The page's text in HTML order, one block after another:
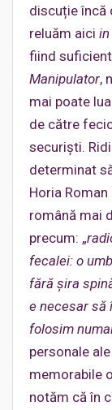
discuție încă
reluăm aici
fiind
Manipulator,
mai poate
de către
securiști.
determinat
Horia
română mai
precum: „
fecalei: o
fără șira
e necesar să
folosim
personale
memorabile
notăm că în